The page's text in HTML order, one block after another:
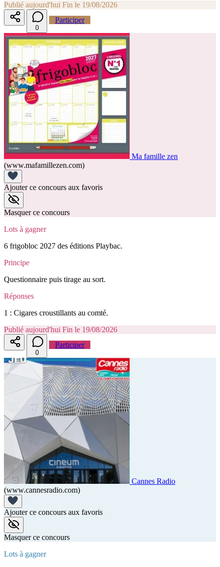
Publié aujourd'hui Fin le 19/08/2026
0
Participer
Ma famille zen
(www.mafamillezen.com)
Ajouter ce concours aux favoris
Masquer ce concours
Lots à gagner
6 frigobloc 2027 des éditions Playbac.
Principe
Questionnaire puis tirage au sort.
Réponses
1 : Cigares croustillants au comté.
Publié aujourd'hui Fin le 19/08/2026
0
Participer
Cannes Radio
(www.cannesradio.com)
Ajouter ce concours aux favoris
Masquer ce concours
Lots à gagner